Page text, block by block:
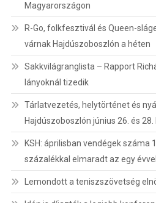
Magyarországon
R-Go, folkfesztivál és Queen-
várnak Hajdúszoboszlón a héten
Sakkvilágranglista – Rapport
lányoknál tizedik
Tárlatvezetés, helytörténet és
Hajdúszoboszlón június 26. és
KSH: áprilisban vendégek száma
százalékkal elmaradt az egy
Lemondott a teniszszövetség